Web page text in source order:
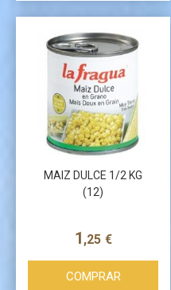
MAIZ DULCE 1/2 KG
(12)
1 ,25 €
COMPRAR